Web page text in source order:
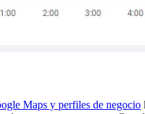
Maps y perfiles de negocio